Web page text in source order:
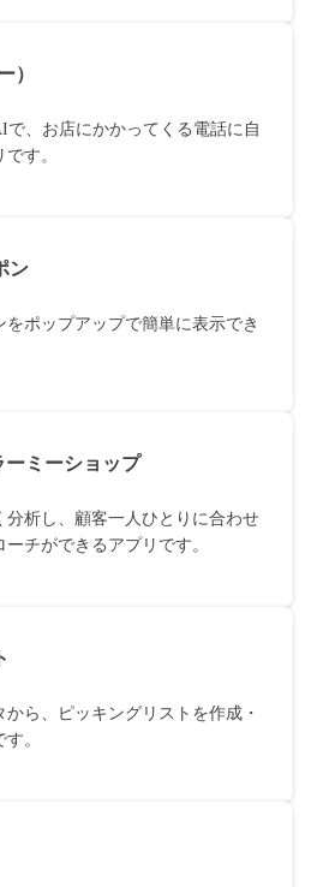
）
で、お店にかかってくる電話に自
す。
ン
をポップアップで簡単に表示でき
ミーショップ
分析し、顧客一人ひとりに合わせ
チができるアプリです。
ら、ピッキングリストを作成・
。